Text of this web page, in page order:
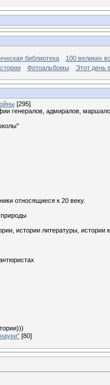
библиотека
100 великих
Фотоальбомы Этот день
[295]
генералов, адмиралов,
относящиеся к 20 веку.
природы
истории литературы, истории
[80]